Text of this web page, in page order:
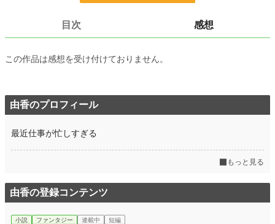
逃げ場のない独占と、甘すぎる溺愛。
小説 9,506 位 / 228,888 件
お気に入り 147
24h.ポイント 134 pt
文字数 14,916
初回公開日時 2026.04.11 18:00
初回完結日時 2026.04.11 18:00
目次 感想
この作品は感想を受け付けておりません。
由香のプロフィール
最近仕事が忙しすぎる
もっと見る
由香の登録コンテンツ
小説 ファンタジー 連載中 短編